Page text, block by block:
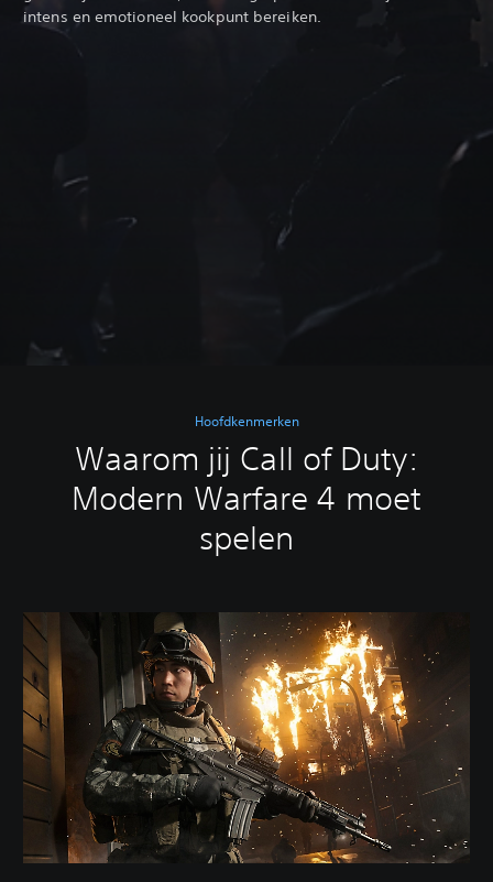
intens en emotioneel kookpunt bereiken.‎
Hoofdkenmerken
Waarom jij Call of Duty:
Modern Warfare 4 moet
spelen